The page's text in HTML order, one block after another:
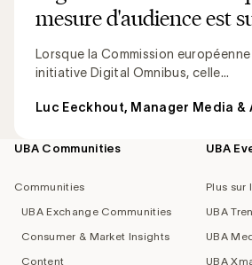
mesure d'audience est
Lorsque la Commission
initiative Digital Omnibus, celle...
Luc Eeckhout, Manager Media &
Footer
UBA Communities
Communities
UBA Exchange Communities
Consumer & Market Insights
Content
UBA
Plus sur
UBA
UBA
UBA